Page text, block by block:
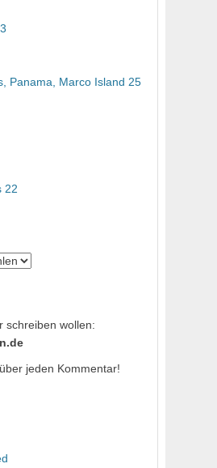
Panama, Marco Island 25
22
schreiben wollen:
jeden Kommentar!